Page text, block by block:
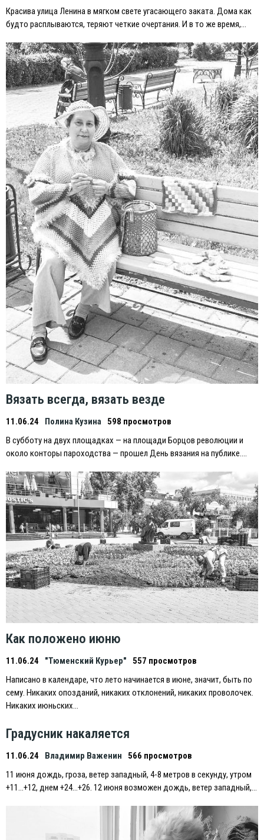
Красива улица Ленина в мягком свете угасающего заката. Дома как
будто расплываются, теряют четкие очертания. И в то же время,…
Вязать всегда, вязать везде
11.06.24 Полина Кузина 598 просмотров
В субботу на двух площадках — на площади Борцов революции и
около конторы пароходства — прошел День вязания на публике….
Как положено июню
11.06.24 "Тюменский Курьер"
557 просмотров
Написано в календаре, что лето начинается в июне, значит, быть по
сему. Никаких опозданий, никаких отклонений, никаких проволочек.
Никаких июньских…
Градусник накаляется
11.06.24 Владимир Важенин
566 просмотров
11 июня дождь, гроза, ветер западный, 4-8 метров в секунду, утром
+11…+12, днем +24…+26. 12 июня возможен дождь, ветер западный,…